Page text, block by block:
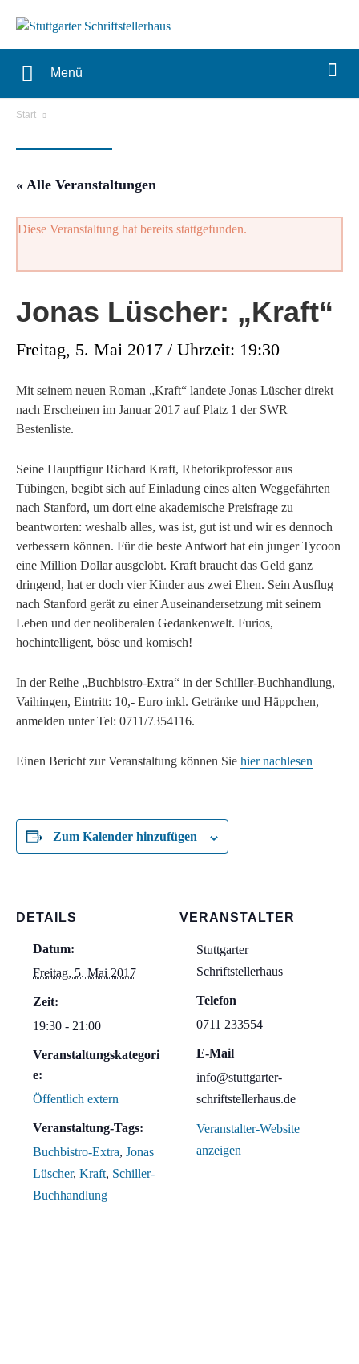
Menü
Start
« Alle Veranstaltungen
Diese Veranstaltung hat bereits stattgefunden.
Jonas Lüscher: „Kraft“
Freitag, 5. Mai 2017 / Uhrzeit: 19:30
Mit seinem neuen Roman „Kraft“ landete Jonas Lüscher direkt
nach Erscheinen im Januar 2017 auf Platz 1 der SWR
Bestenliste.
Seine Hauptfigur Richard Kraft, Rhetorikprofessor aus
Tübingen, begibt sich auf Einladung eines alten Weggefährten
nach Stanford, um dort eine akademische Preisfrage zu
beantworten: weshalb alles, was ist, gut ist und wir es dennoch
verbessern können. Für die beste Antwort hat ein junger Tycoon
eine Million Dollar ausgelobt. Kraft braucht das Geld ganz
dringend, hat er doch vier Kinder aus zwei Ehen. Sein Ausflug
nach Stanford gerät zu einer Auseinandersetzung mit seinem
Leben und der neoliberalen Gedankenwelt. Furios,
hochintelligent, böse und komisch!
In der Reihe „Buchbistro-Extra“ in der Schiller-Buchhandlung,
Vaihingen, Eintritt: 10,- Euro inkl. Getränke und Häppchen,
anmelden unter Tel: 0711/7354116.
Einen Bericht zur Veranstaltung können Sie hier nachlesen
Zum Kalender hinzufügen
DETAILS
Datum:
Freitag, 5. Mai 2017
Zeit:
19:30 - 21:00
Veranstaltungskategori
e:
Öffentlich extern
Veranstaltung-Tags:
Buchbistro-Extra, Jonas
Lüscher, Kraft, Schiller-
Buchhandlung
VERANSTALTER
Stuttgarter
Schriftstellerhaus
Telefon
0711 233554
E-Mail
info@stuttgarter-
schriftstellerhaus.de
Veranstalter-Website
anzeigen